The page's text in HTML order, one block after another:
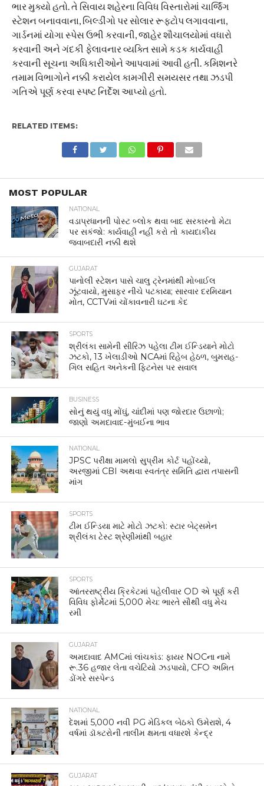
ભાર મુક્યો હતો. તે સિવાય શહેરના વિવિધ વિસ્તારોમાં ચાર્જિંગ
સ્ટેશન બનાવવાના, બિલ્ડીંગો પર સોલાર રૂફટોપ લગાવવાના,
ગાર્ડનમાં યોગા સ્પેસ ઉભી કરવાની, જાહેર શૌચાલયોમાં વધારો
કરવાની અને ગંદકી ફેલાવનાર વ્યક્તિ સામે કડક કાર્યવાહી
કરવાની સૂચના અધિકારીઓને આપવામાં આવી હતી. કમિશનરે
તમામ વિભાગોને નક્કી કરાયેલ કામગીરી સમયસર તથા ઝડપી
ગતિએ પૂર્ણ કરવા સ્પષ્ટ નિર્દેશ આપ્યો હતો.
RELATED ITEMS:
MOST POPULAR
NATIONAL
વડાપ્રધાનની પોસ્ટ બ્લોક થવા બાદ સરકારનો મેટા
પર સકંજો: કાર્યવાહી નહીં કરો તો કાયદાકીય
જવાબદારી નક્કી થશે
GUJARAT
પાનોલી સ્ટેશન પાસે ચાલુ ટ્રેનમાંથી મોબાઈલ
ઝૂંટવાયો, મુસાફર નીચે પટકાયા; સારવાર દરમિયાન
મોત, CCTVમાં ચોંકાવનારી ઘટના કેદ
SPORTS
શ્રીલંકા સામેની સીરિઝ પહેલા ટીમ ઈન્ડિયાને મોટો
ઝટકો, 13 ખેલાડીઓ NCAમાં રિહેબ હેઠળ, બુમરાહ-
ગિલ સહિત અનેકની ફિટનેસ પર સવાલ
BUSINESS
સોનું થયું વધુ મોંઘું, ચાંદીમાં પણ જોરદાર ઉછાળો;
જાણો અમદાવાદ-મુંબઈના ભાવ
NATIONAL
JPSC પરીક્ષા મામલો સુપ્રીમ કોર્ટ પહોંચ્યો,
અરજીમાં CBI અથવા સ્વતંત્ર સમિતિ દ્વારા તપાસની
માંગ
SPORTS
ટીમ ઈન્ડિયા માટે મોટો ઝટકો: સ્ટાર બેટ્સમેન
શ્રીલંકા ટેસ્ટ શ્રેણીમાંથી બહાર
SPORTS
આંતરરાષ્ટ્રીય ક્રિકેટમાં પહેલીવાર OD એ પૂર્ણ કરી
વિવિધ ફોર્મેટમાં 5,000 મેચ: ભારતે સૌથી વધુ મેચ
રમી
GUJARAT
અમદાવાદ AMCમાં લાંચકાંડ: ફાયર NOCના નામે
રૂ.36 હજાર લેતા વચેટિયો ઝડપાયો, CFO અમિત
ડોંગરે સસ્પેન્ડ
NATIONAL
દેશમાં 5,000 નવી PG મેડિકલ બેઠકો ઉમેરાશે, 4
વર્ષમાં ડૉક્ટરોની તાલીમ ક્ષમતા વધારશે કેન્દ્ર
GUJARAT